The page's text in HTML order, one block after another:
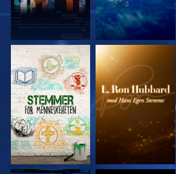
UTFORSK SERIEN UTFORSK SERIEN